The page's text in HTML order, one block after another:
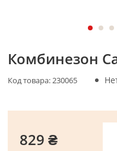
Комбинезон
Код товара:230065
829 ₴